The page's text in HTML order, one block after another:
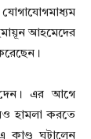
আহমেদের
এর আগে
হামলা করতে
কাণ্ড ঘটালেন